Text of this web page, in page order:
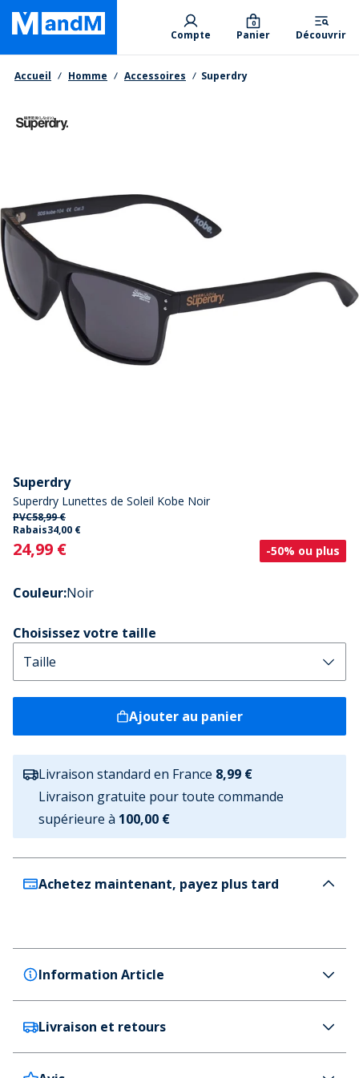
Skip
main
content
Primary departments
Compte Panier
0
Découvrir
Fil d'Ariane
Accueil Homme Accessoires Superdry
Superdry
Superdry Lunettes de Soleil Kobe Noir
PVC58,99 €
Rabais34,00 €
Current
24,99 € -50% ou plus
Couleur:Noir
Choisissez votre taille
Ajouter au panier
Livraison standard en France 8,99 €
Livraison gratuite pour toute commande
supérieure à 100,00 €
Achetez maintenant, payez plus tard
Information Article
Superdry
Superdry Lunettes de Soleil Kobe Noir
Couleur
Livraison et retours